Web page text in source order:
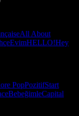
All About
EvimHELLO!Hey
PopPozitifStart
BebeğimleCapital